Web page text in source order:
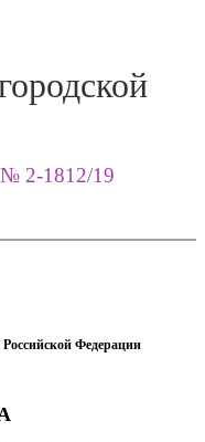
2-1812/19
Федерации